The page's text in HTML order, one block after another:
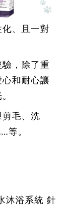
、且一對
，除了重
和耐心讓
毛、洗
等。
沐浴系統 針